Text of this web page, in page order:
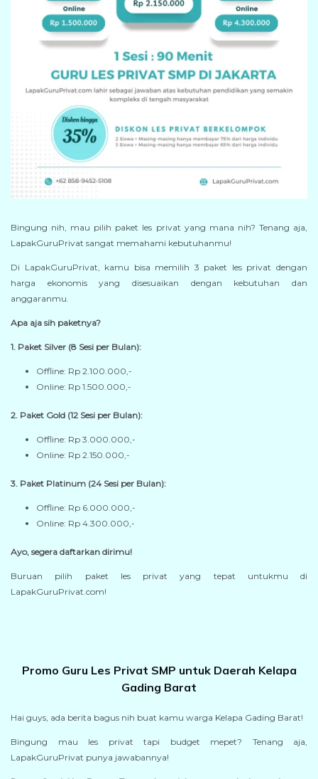
Bingung nih, mau pilih paket les privat yang mana nih? Tenang aja,
LapakGuruPrivat sangat memahami kebutuhanmu!
Di LapakGuruPrivat, kamu bisa memilih 3 paket les privat dengan
harga ekonomis yang disesuaikan dengan kebutuhan dan
anggaranmu.
Apa aja sih paketnya?
1. Paket Silver (8 Sesi per Bulan):
Offline: Rp 2.100.000,-
Online: Rp 1.500.000,-
2. Paket Gold (12 Sesi per Bulan):
Offline: Rp 3.000.000,-
Online: Rp 2.150.000,-
3. Paket Platinum (24 Sesi per Bulan):
Offline: Rp 6.000.000,-
Online: Rp 4.300.000,-
Ayo, segera daftarkan dirimu!
Buruan pilih paket les privat yang tepat untukmu di
LapakGuruPrivat.com!
Promo Guru Les Privat SMP untuk Daerah Kelapa
Gading Barat
Hai guys, ada berita bagus nih buat kamu warga Kelapa Gading Barat!
Bingung mau les privat tapi budget mepet? Tenang aja,
LapakGuruPrivat punya jawabannya!